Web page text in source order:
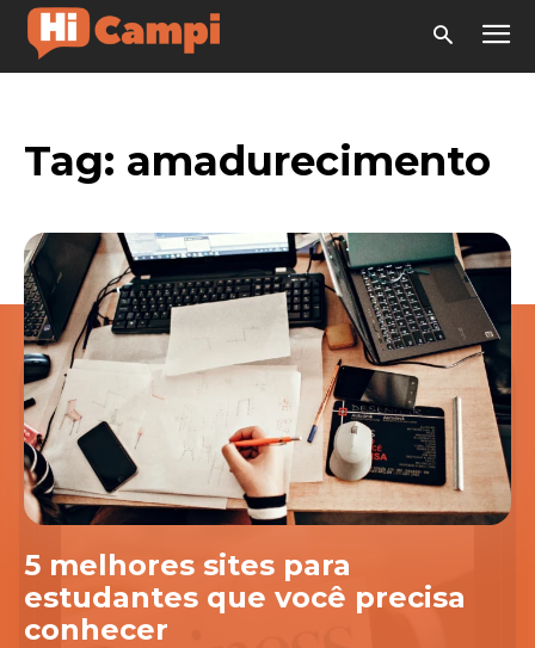
Tag: amadurecimento
5 melhores sites para
estudantes que você precisa
conhecer